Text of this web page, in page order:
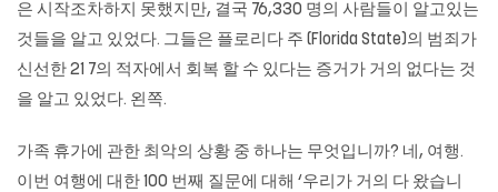
은 시작조차하지 못했지만, 결국 76,330 명의 사람들이 알고있는
것들을 알고 있었다. 그들은 플로리다 주 (Florida State)의 범죄가
신선한 21 7의 적자에서 회복 할 수 있다는 증거가 거의 없다는 것
을 알고 있었다. 왼쪽.
가족 휴가에 관한 최악의 상황 중 하나는 무엇입니까? 네, 여행.
이번 여행에 대한 100 번째 질문에 대해 ‘우리가 거의 다 왔습니